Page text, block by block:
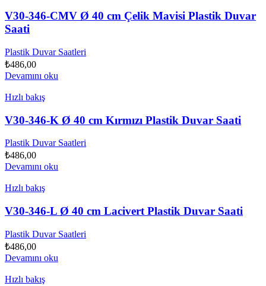
V30-346-CMV Ø 40 cm Çelik Mavisi Plastik Duvar
Saati
Plastik Duvar Saatleri
₺486,00
Devamını oku
Hızlı bakış
V30-346-K Ø 40 cm Kırmızı Plastik Duvar Saati
Plastik Duvar Saatleri
₺486,00
Devamını oku
Hızlı bakış
V30-346-L Ø 40 cm Lacivert Plastik Duvar Saati
Plastik Duvar Saatleri
₺486,00
Devamını oku
Hızlı bakış